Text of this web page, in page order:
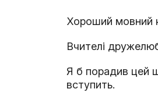
Хороший мовний
Вчителі
Я б порадив цей
вступить.